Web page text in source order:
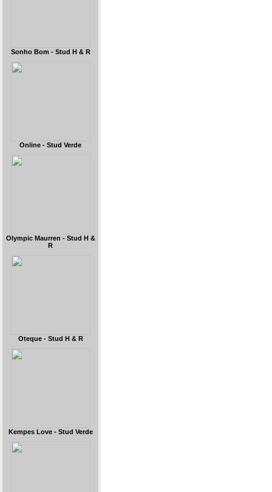
Sonho Bom - Stud H & R
Online - Stud Verde
Olympic Maurren - Stud H &
R
Oteque - Stud H & R
Kempes Love - Stud Verde